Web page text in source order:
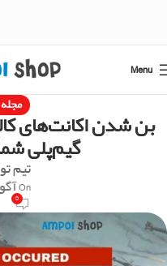
Menu
بن شدن اکانت‌های
گیم‌پلی
تیم
On آگوست 12, 2025
0